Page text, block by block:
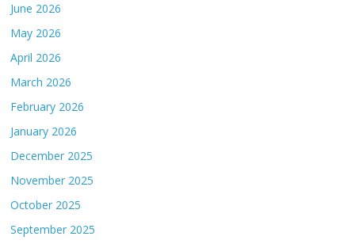
June 2026
May 2026
April 2026
March 2026
February 2026
January 2026
December 2025
November 2025
October 2025
September 2025